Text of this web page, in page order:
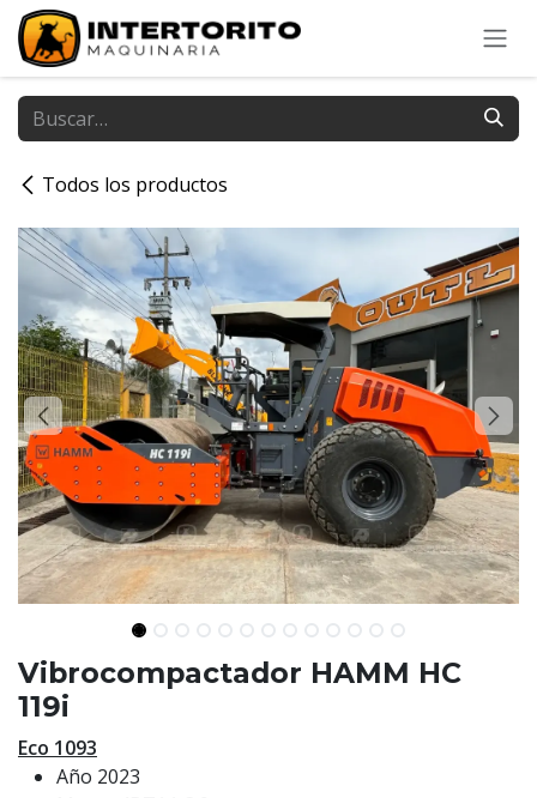
Ir al contenido
Todos los productos
Vibrocompactador HAMM HC
119i
Eco 1093
Año 2023